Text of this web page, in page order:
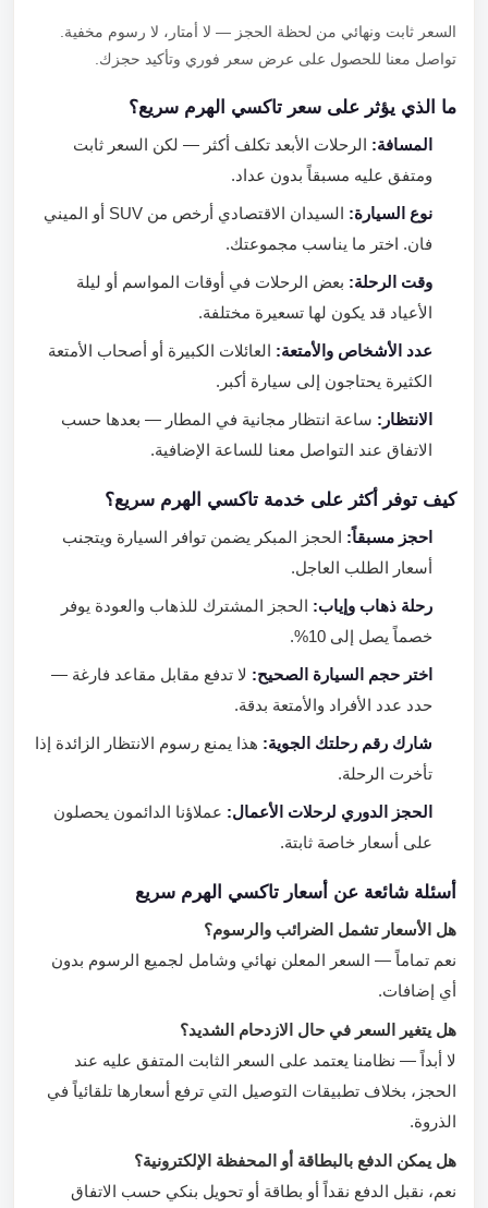
السعر ثابت ونهائي من لحظة الحجز — لا أمتار، لا رسوم مخفية.
تواصل معنا للحصول على عرض سعر فوري وتأكيد حجزك.
ما الذي يؤثر على سعر تاكسي الهرم سريع؟
المسافة:الرحلات الأبعد تكلف أكثر — لكن السعر ثابت
ومتفق عليه مسبقاً بدون عداد.
نوع السيارة:
السيدان الاقتصادي أرخص من SUV أو الميني
فان. اختر ما يناسب مجموعتك.
وقت الرحلة:بعض الرحلات في أوقات المواسم أو ليلة
الأعياد قد يكون لها تسعيرة مختلفة.
عدد الأشخاص والأمتعة:العائلات الكبيرة أو أصحاب الأمتعة
الكثيرة يحتاجون إلى سيارة أكبر.
الانتظار:ساعة انتظار مجانية في المطار — بعدها حسب
الاتفاق عند التواصل معنا للساعة الإضافية.
كيف توفر أكثر على خدمة تاكسي الهرم سريع؟
احجز مسبقاً:الحجز المبكر يضمن توافر السيارة ويتجنب
أسعار الطلب العاجل.
رحلة ذهاب وإياب:الحجز المشترك للذهاب والعودة يوفر
خصماً يصل إلى 10%.
اختر حجم السيارة الصحيح:لا تدفع مقابل مقاعد فارغة —
حدد عدد الأفراد والأمتعة بدقة.
شارك رقم رحلتك الجوية:هذا يمنع رسوم الانتظار الزائدة إذا
تأخرت الرحلة.
الحجز الدوري لرحلات الأعمال:عملاؤنا الدائمون يحصلون
على أسعار خاصة ثابتة.
أسئلة شائعة عن أسعار تاكسي الهرم سريع
هل الأسعار تشمل الضرائب والرسوم؟
نعم تماماً — السعر المعلن نهائي وشامل لجميع الرسوم بدون
أي إضافات.
هل يتغير السعر في حال الازدحام الشديد؟
لا أبداً — نظامنا يعتمد على السعر الثابت المتفق عليه عند
الحجز، بخلاف تطبيقات التوصيل التي ترفع أسعارها تلقائياً في
الذروة.
هل يمكن الدفع بالبطاقة أو المحفظة الإلكترونية؟
نعم، نقبل الدفع نقداً أو بطاقة أو تحويل بنكي حسب الاتفاق